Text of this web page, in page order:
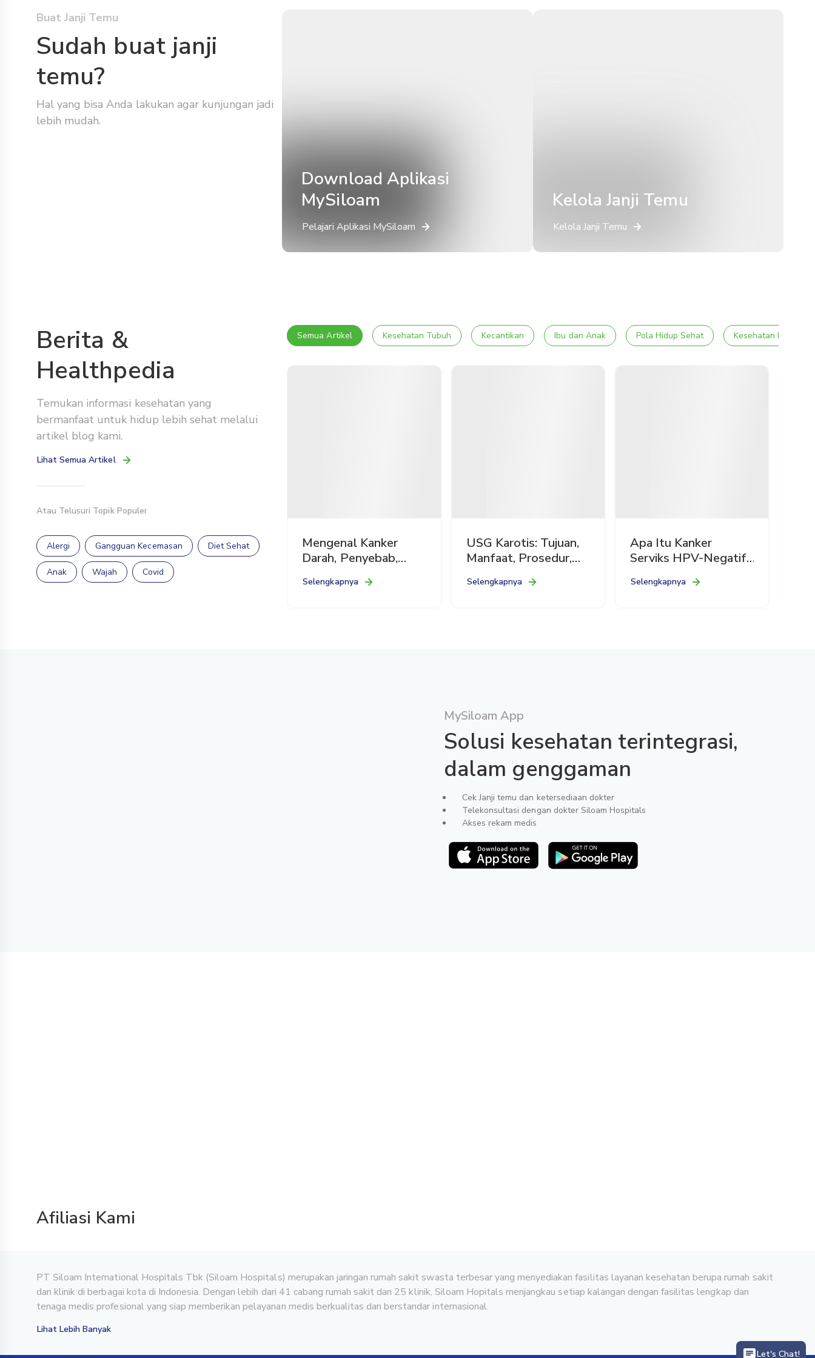
Buat Janji Temu
Sudah buat janji
temu?
Hal yang bisa Anda lakukan agar kunjungan jadi
lebih mudah.
Download Aplikasi
MySiloam
Pelajari Aplikasi MySiloam
Kelola Janji Temu
Kelola Janji Temu
Berita &
Healthpedia
Temukan informasi kesehatan yang
bermanfaat untuk hidup lebih sehat melalui
artikel blog kami.
Lihat Semua Artikel
Atau Telusuri Topik Populer
Alergi Gangguan Kecemasan Diet Sehat
Anak Wajah Covid
Semua Artikel Kesehatan Tubuh Kecantikan Ibu dan Anak Pola Hidup Sehat Kesehatan Mental
Mengenal Kanker
Darah, Penyebab,
Pengobatannya
Selengkapnya
USG Karotis: Tujuan,
Manfaat, Prosedur,
Selengkapnya
Apa Itu Kanker
Serviks HPV-Negatif?
Gejalanya
Selengkapnya
MySiloam App
Solusi kesehatan terintegrasi,
dalam genggaman
Cek Janji temu dan ketersediaan dokter
Telekonsultasi dengan dokter Siloam Hospitals
Akses rekam medis
Afiliasi Kami
PT Siloam International Hospitals Tbk (Siloam Hospitals) merupakan jaringan rumah sakit swasta terbesar yang menyediakan fasilitas layanan kesehatan berupa rumah sakit
dan klinik di berbagai kota di Indonesia. Dengan lebih dari 41 cabang rumah sakit dan 25 klinik, Siloam Hopitals menjangkau setiap kalangan dengan fasilitas lengkap dan
tenaga medis profesional yang siap memberikan pelayanan medis berkualitas dan berstandar internasional.
Lihat Lebih Banyak
Let's Chat!